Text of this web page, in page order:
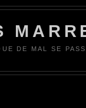
DE MAL SE